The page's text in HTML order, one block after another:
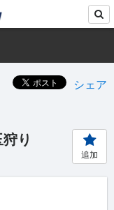
シェア
り
追加